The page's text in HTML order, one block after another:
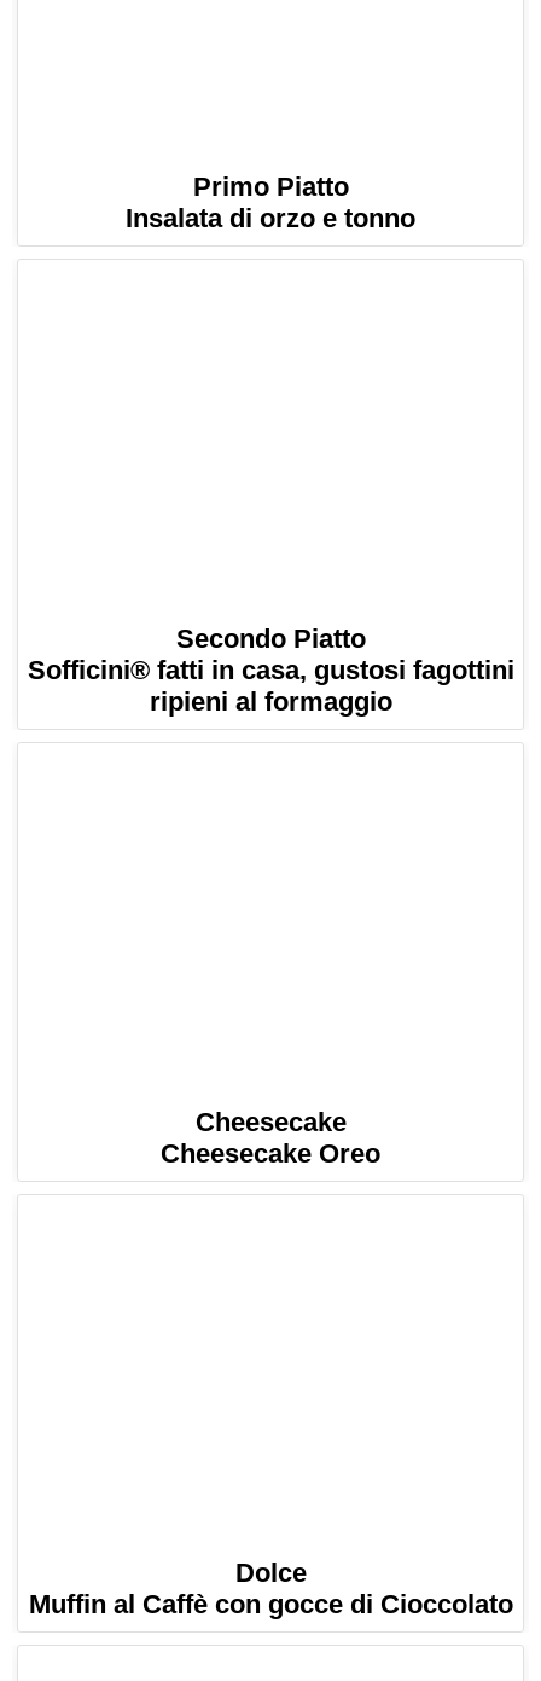
Primo Piatto
Insalata di orzo e tonno
Secondo Piatto
Sofficini® fatti in casa, gustosi fagottini
ripieni al formaggio
Cheesecake
Cheesecake Oreo
Dolce
Muffin al Caffè con gocce di Cioccolato